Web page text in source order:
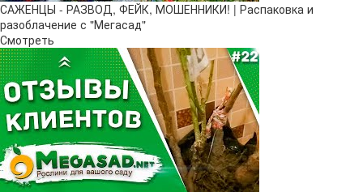
САЖЕНЦЫ - РАЗВОД, ФЕЙК, МОШЕННИКИ! | Распаковка и
разоблачение с "Мегасад"
Смотреть